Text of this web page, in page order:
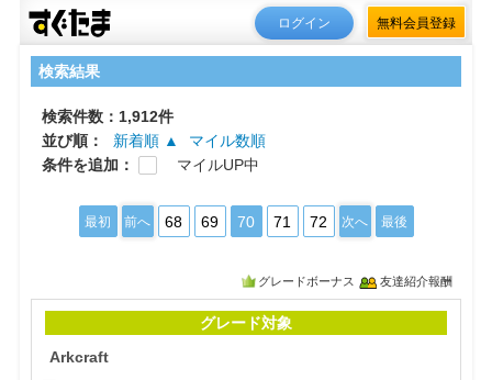
ログイン 無料会員登録
検索結果
検索件数：1,912件
並び順：
新着順 ▲
マイル数順
条件を追加：
マイルUP中
最初 前へ 68 69 70 71 72 次へ 最後
グレードボーナス 友達紹介報酬
グレード対象
Arkcraft